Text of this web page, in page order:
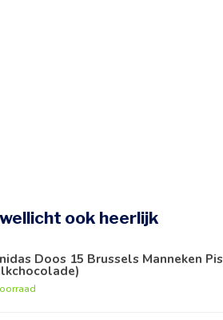
ook heerlijk
Doos 15 Brussels Manneken Pis